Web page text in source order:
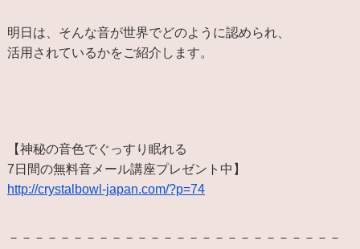
明日は、そんな音が世界でどのように認められ、
活用されているかをご紹介します。
【神秘の音色でぐっすり眠れる
7日間の無料音メール講座プレゼント中】
http://crystalbowl-japan.com/?p=74
－－－－－－－－－－－－－－－－－－－－－－－－－－